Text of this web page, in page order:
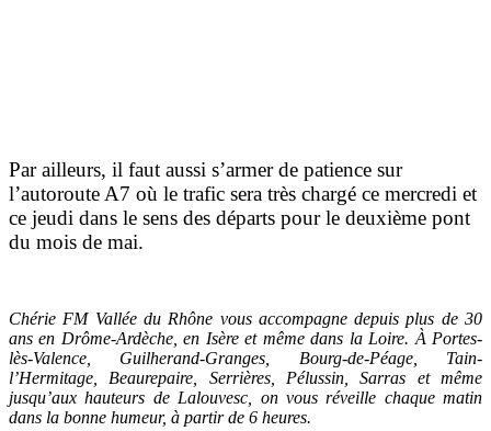
Par ailleurs, il faut aussi s’armer de patience sur
l’autoroute A7 où le trafic sera très chargé ce mercredi et
ce jeudi dans le sens des départs pour le deuxième pont
du mois de mai.
Chérie FM Vallée du Rhône vous accompagne depuis plus de 30
ans en Drôme-Ardèche, en Isère et même dans la Loire. À Portes-
lès-Valence, Guilherand-Granges, Bourg-de-Péage, Tain-
l’Hermitage, Beaurepaire, Serrières, Pélussin, Sarras et même
jusqu’aux hauteurs de Lalouvesc, on vous réveille chaque matin
dans la bonne humeur, à partir de 6 heures.